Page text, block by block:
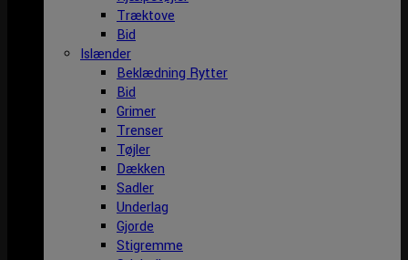
Træktove
Bid
Islænder
Beklædning Rytter
Bid
Grimer
Trenser
Tøjler
Dækken
Sadler
Underlag
Gjorde
Stigremme